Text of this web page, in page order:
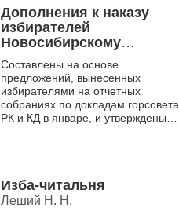
Дополнения к наказу
избирателей
Новосибирскому
Городскому Совету РК и
КД
Составлены на основе
предложений, вынесенных
избирателями на отчетных
собраниях по докладам горсовета
РК и КД в январе, и утверждены
Изба-читальня
Леший Н. Н.